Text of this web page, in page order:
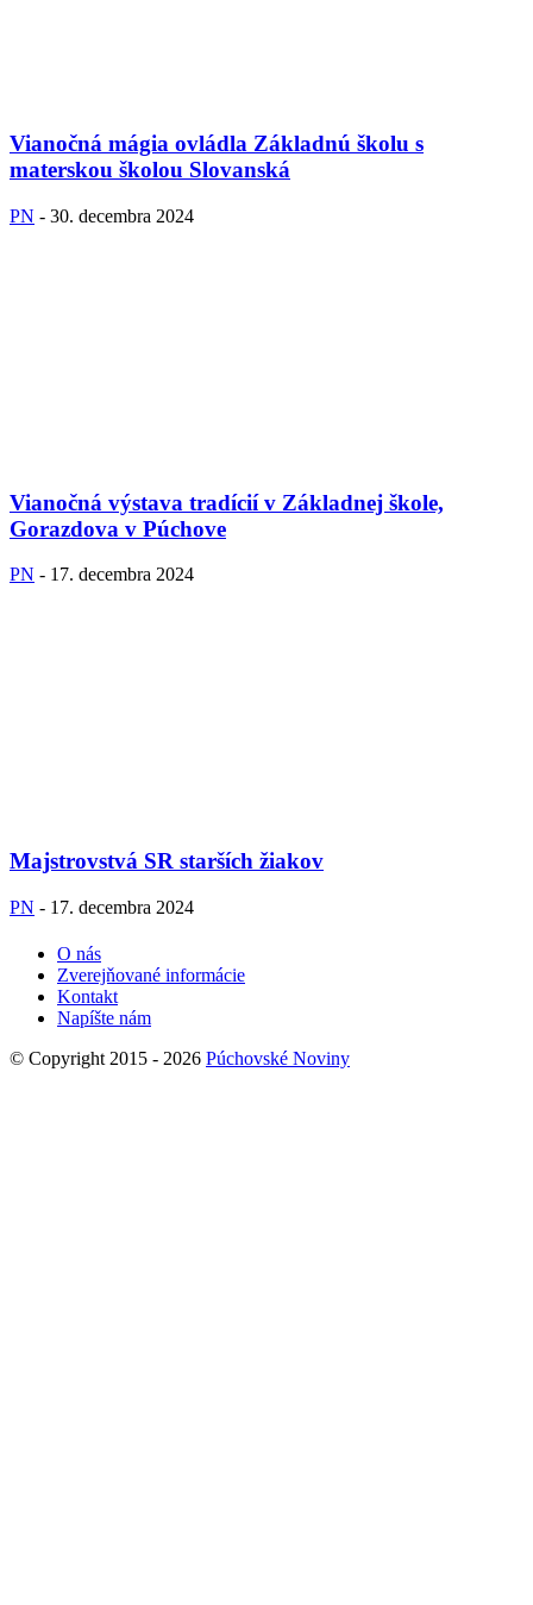
Vianočná mágia ovládla Základnú školu s
materskou školou Slovanská
PN - 30. decembra 2024
Vianočná výstava tradícií v Základnej škole,
Gorazdova v Púchove
PN - 17. decembra 2024
Majstrovstvá SR starších žiakov
PN - 17. decembra 2024
O nás
Zverejňované informácie
Kontakt
Napíšte nám
© Copyright 2015 - 2026 Púchovské Noviny